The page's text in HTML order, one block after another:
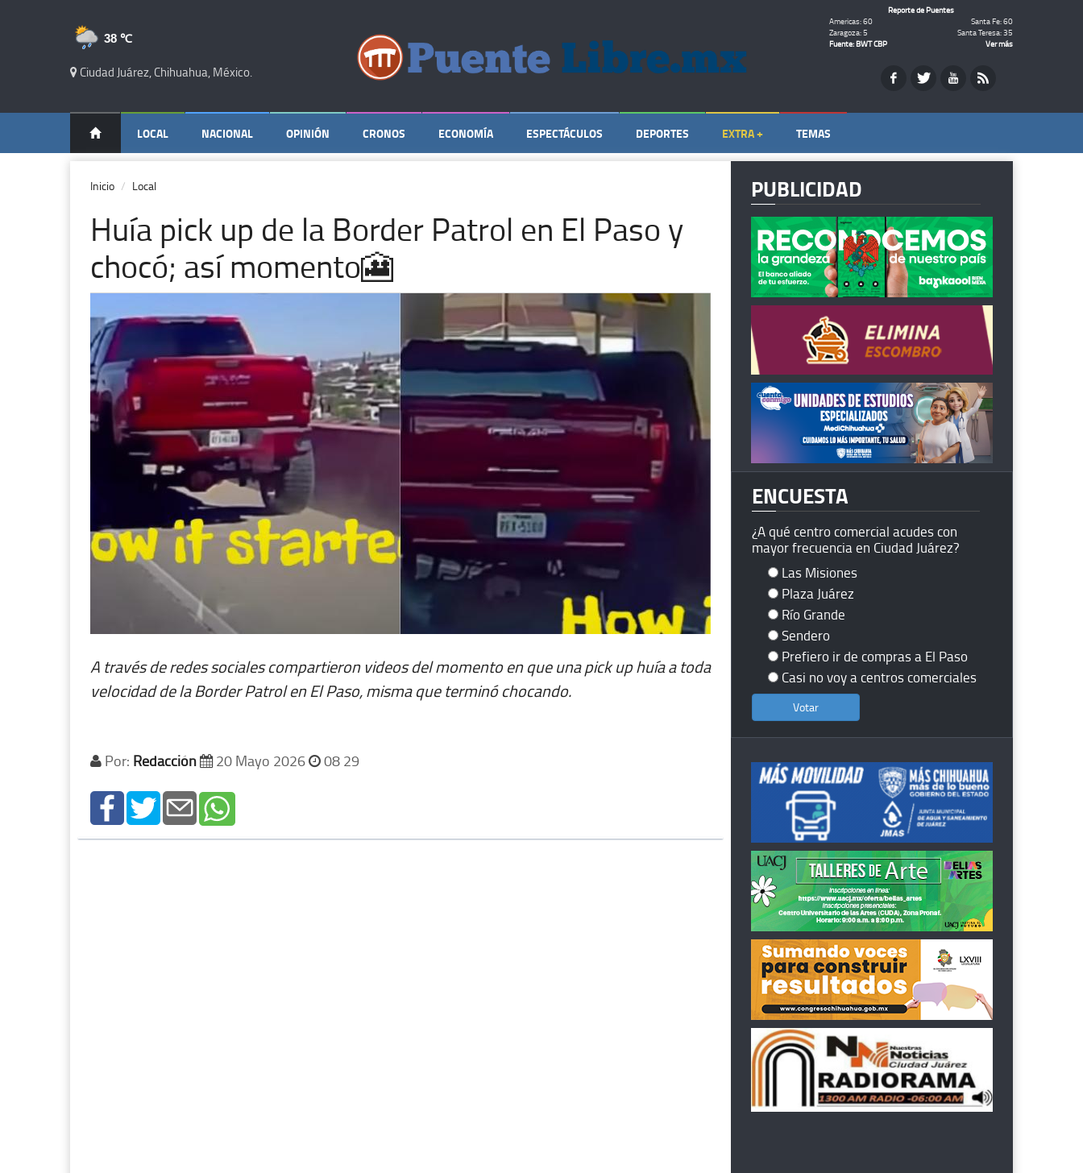
38 ℃
Ciudad Juárez, Chihuahua, México.
Reporte de Puentes
Americas: 60
Santa Fe: 60
Zaragoza: 5
Santa Teresa: 35
Fuente: BWT CBP
Ver más
LOCAL NACIONAL OPINIÓN CRONOS ECONOMÍA ESPECTÁCULOS DEPORTES EXTRA + TEMAS
Inicio Local
Huía pick up de la Border Patrol en El Paso y
chocó; así momento🎦
A través de redes sociales compartieron videos del momento en que una pick up huía a toda
velocidad de la Border Patrol en El Paso, misma que terminó chocando.
Por: Redacción 20 Mayo 2026 08 29
PUBLICIDAD
ENCUESTA
¿A qué centro comercial acudes con
mayor frecuencia en Ciudad Juárez?
Las Misiones
Plaza Juárez
Río Grande
Sendero
Prefiero ir de compras a El Paso
Casi no voy a centros comerciales